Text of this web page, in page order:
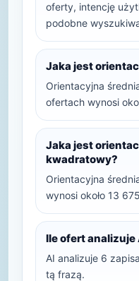
oferty, intencję
podobne
Jaka jest
Orientacyjna
ofertach wynosi
Jaka jest
kwadratowy?
Orientacyjna
wynosi około 13
Ile ofert analizuje
AI analizuje 6
tą frazą.